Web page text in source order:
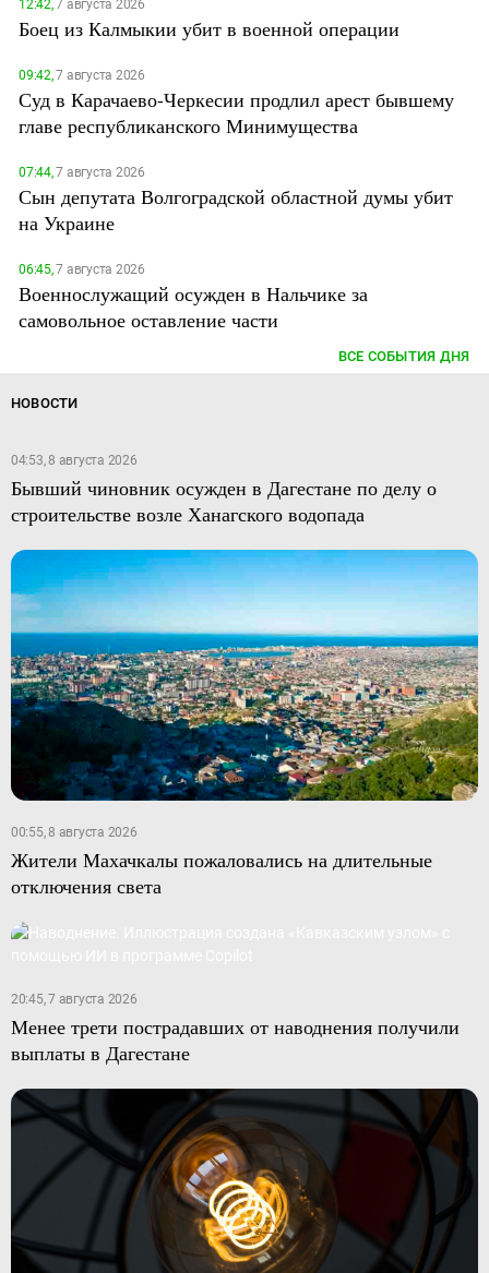
12:42,7 августа 2026
Боец из Калмыкии убит в военной операции
09:42,7 августа 2026
Суд в Карачаево-Черкесии продлил арест бывшему
главе республиканского Минимущества
07:44,7 августа 2026
Сын депутата Волгоградской областной думы убит
на Украине
06:45,7 августа 2026
Военнослужащий осужден в Нальчике за
самовольное оставление части
ВСЕ СОБЫТИЯ ДНЯ
НОВОСТИ
04:53, 8 августа 2026
Бывший чиновник осужден в Дагестане по делу о
строительстве возле Ханагского водопада
00:55, 8 августа 2026
Жители Махачкалы пожаловались на длительные
отключения света
20:45, 7 августа 2026
Менее трети пострадавших от наводнения получили
выплаты в Дагестане